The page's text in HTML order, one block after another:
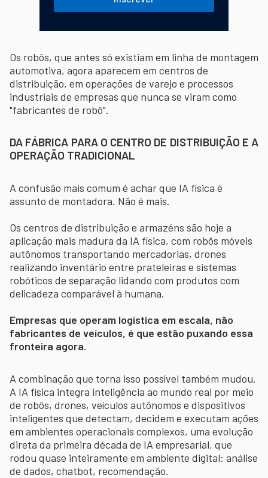
Os robôs, que antes só existiam em linha de montagem
automotiva, agora aparecem em centros de
distribuição, em operações de varejo e processos
industriais de empresas que nunca se viram como
"fabricantes de robô".
DA FÁBRICA PARA O CENTRO DE DISTRIBUIÇÃO E A
OPERAÇÃO TRADICIONAL
A confusão mais comum é achar que IA física é
assunto de montadora. Não é mais.
Os centros de distribuição e armazéns são hoje a
aplicação mais madura da IA física, com robôs móveis
autônomos transportando mercadorias, drones
realizando inventário entre prateleiras e sistemas
robóticos de separação lidando com produtos com
delicadeza comparável à humana.
Empresas que operam logística em escala, não
fabricantes de veículos, é que estão puxando essa
fronteira agora.
A combinação que torna isso possível também mudou.
A IA física integra inteligência ao mundo real por meio
de robôs, drones, veículos autônomos e dispositivos
inteligentes que detectam, decidem e executam ações
em ambientes operacionais complexos, uma evolução
direta da primeira década de IA empresarial, que
rodou quase inteiramente em ambiente digital: análise
de dados, chatbot, recomendação.